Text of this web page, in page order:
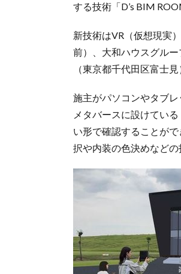
する技術「D’s BIM
新技術はVR（仮想現実
前）、大和ハウスグル
（東京都千代田区富士
施主がパソコンやタブ
メタバースに設けてい
い形で確認することが
択や内装の色決めなどの